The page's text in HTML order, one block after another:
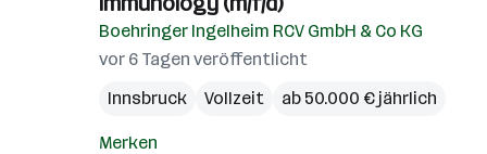
Boehringer Ingelheim RCV GmbH & Co KG
vor 6 Tagen veröffentlicht
Innsbruck
Vollzeit ab 50.000 € jährlich
Merken